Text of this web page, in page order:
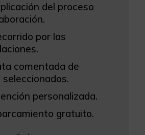
del proceso
por las
comentada de
seleccionados.
personalizada.
gratuito.